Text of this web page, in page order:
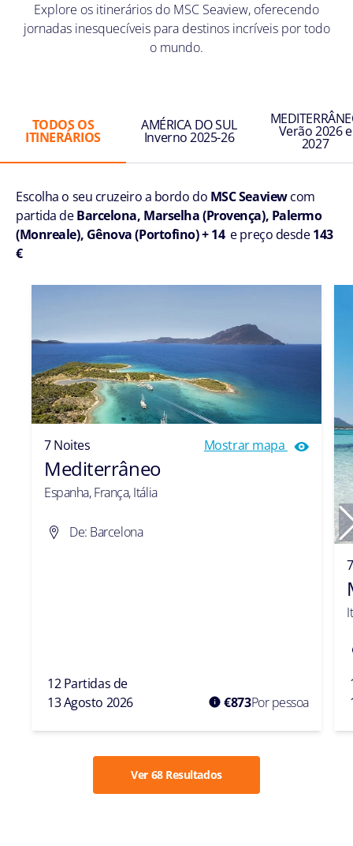
Explore os itinerários do MSC Seaview, oferecendo
jornadas inesquecíveis para destinos incríveis por todo
o mundo.
TODOS OS
ITINERÁRIOS
AMÉRICA DO SUL
Inverno 2025-26 Verão 2026 e
2027
Escolha o seu cruzeiro a bordo do MSC Seaviewcom
partida deBarcelona, Marselha (Provença), Palermo
(Monreale), Gênova (Portofino) + 14 e preço desde143
€
7 Noites Mostrar mapa
Mediterrâneo
Espanha, França, Itália
De: Barcelona
12 Partidas de
13 Agosto 2026
€873Por pessoa
Ver 68 Resultados